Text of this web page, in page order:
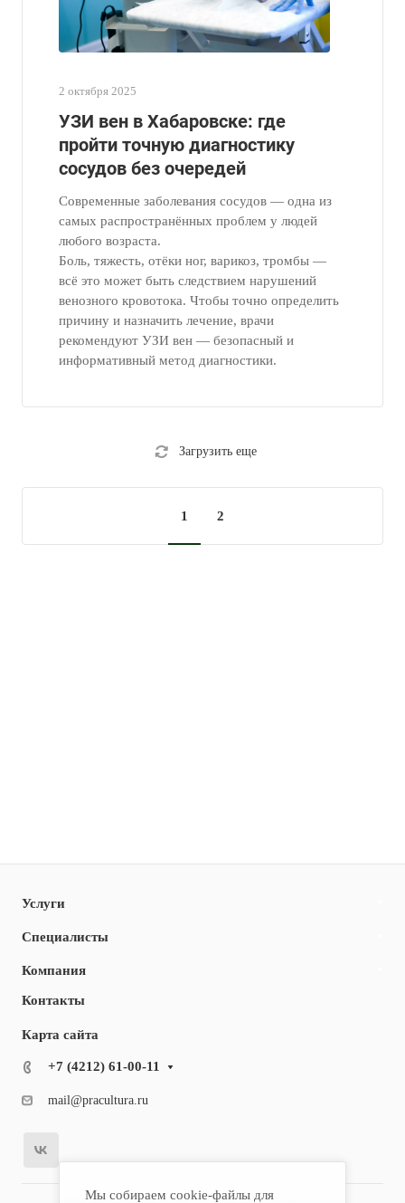
2 октября 2025
УЗИ вен в Хабаровске: где
пройти точную диагностику
сосудов без очередей
Современные заболевания сосудов — одна из
самых распространённых проблем у людей
любого возраста.
Боль, тяжесть, отёки ног, варикоз, тромбы —
всё это может быть следствием нарушений
венозного кровотока. Чтобы точно определить
причину и назначить лечение, врачи
рекомендуют УЗИ вен — безопасный и
информативный метод диагностики.
Загрузить еще
1 2
Услуги
Специалисты
Компания
Контакты
Карта сайта
+7 (4212) 61-00-11
mail@pracultura.ru
Мы собираем cookie-файлы для